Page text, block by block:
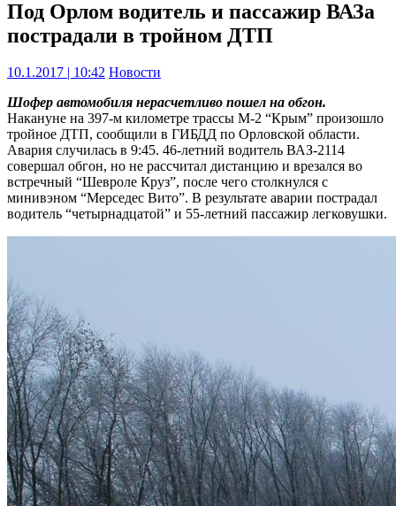
Под Орлом водитель и пассажир ВАЗа
пострадали в тройном ДТП
10.1.2017 | 10:42 Новости
Шофер автомобиля нерасчетливо пошел на обгон.
Накануне на 397-м километре трассы М-2 “Крым” произошло
тройное ДТП, сообщили в ГИБДД по Орловской области.
Авария случилась в 9:45. 46-летний водитель ВАЗ-2114
совершал обгон, но не рассчитал дистанцию и врезался во
встречный “Шевроле Круз”, после чего столкнулся с
минивэном “Мерседес Вито”. В результате аварии пострадал
водитель “четырнадцатой” и 55-летний пассажир легковушки.